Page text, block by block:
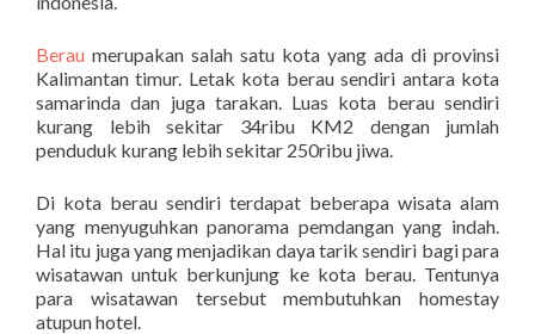
Berau merupakan salah satu kota yang ada di provinsi
Kalimantan timur. Letak kota berau sendiri antara kota
samarinda dan juga tarakan. Luas kota berau sendiri
kurang lebih sekitar 34ribu KM2 dengan jumlah
penduduk kurang lebih sekitar 250ribu jiwa.
Di kota berau sendiri terdapat beberapa wisata alam
yang menyuguhkan panorama pemdangan yang indah.
Hal itu juga yang menjadikan daya tarik sendiri bagi para
wisatawan untuk berkunjung ke kota berau. Tentunya
para wisatawan tersebut membutuhkan homestay
atupun hotel.